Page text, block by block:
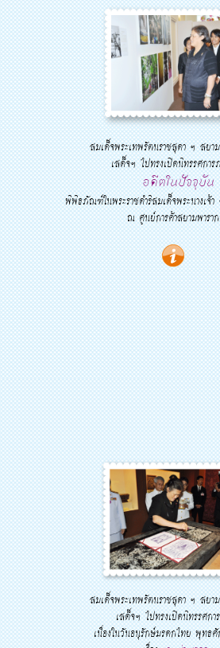
สมเด็จพระเทพรัตนราชสุดา ฯ สยา
เสด็จฯ ไปทรงเปิดนิทรรศการ
อดีตในปัจจุบัน
พิพิธภัณฑ์ในพระราชดำริสมเด็จพระนางเจ้
ณ ศูนย์การค้าสยามพารา
สมเด็จพระเทพรัตนราชสุดา ฯ สยา
เสด็จฯ ไปทรงเปิดนิทรรศกา
เนื่องในวันอนุรักษ์มรดกไทย พุทธ